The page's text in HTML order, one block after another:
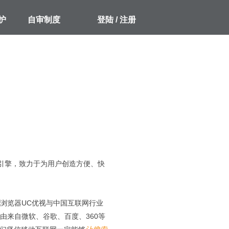
自审制度 登陆 / 注册
擎，致力于为用户创造方便、快
览器UC优视与中国互联网行业
来自微软、谷歌、百度、360等